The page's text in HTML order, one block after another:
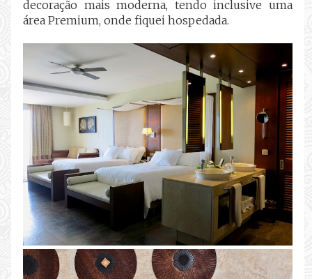
decoração mais moderna, tendo inclusive uma
área Premium, onde fiquei hospedada.